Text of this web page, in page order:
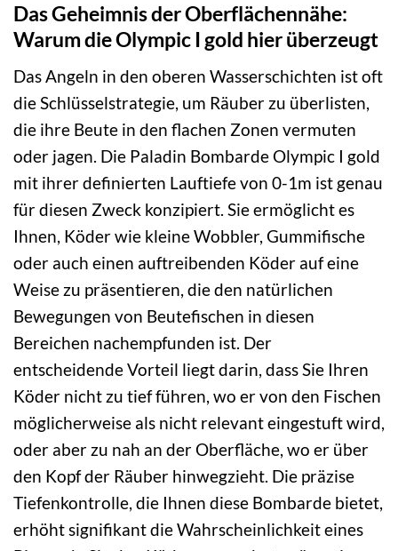
Das Geheimnis der Oberflächennähe:
Warum die Olympic I gold hier überzeugt
Das Angeln in den oberen Wasserschichten ist oft
die Schlüsselstrategie, um Räuber zu überlisten,
die ihre Beute in den flachen Zonen vermuten
oder jagen. Die Paladin Bombarde Olympic I gold
mit ihrer definierten Lauftiefe von 0-1m ist genau
für diesen Zweck konzipiert. Sie ermöglicht es
Ihnen, Köder wie kleine Wobbler, Gummifische
oder auch einen auftreibenden Köder auf eine
Weise zu präsentieren, die den natürlichen
Bewegungen von Beutefischen in diesen
Bereichen nachempfunden ist. Der
entscheidende Vorteil liegt darin, dass Sie Ihren
Köder nicht zu tief führen, wo er von den Fischen
möglicherweise als nicht relevant eingestuft wird,
oder aber zu nah an der Oberfläche, wo er über
den Kopf der Räuber hinwegzieht. Die präzise
Tiefenkontrolle, die Ihnen diese Bombarde bietet,
erhöht signifikant die Wahrscheinlichkeit eines